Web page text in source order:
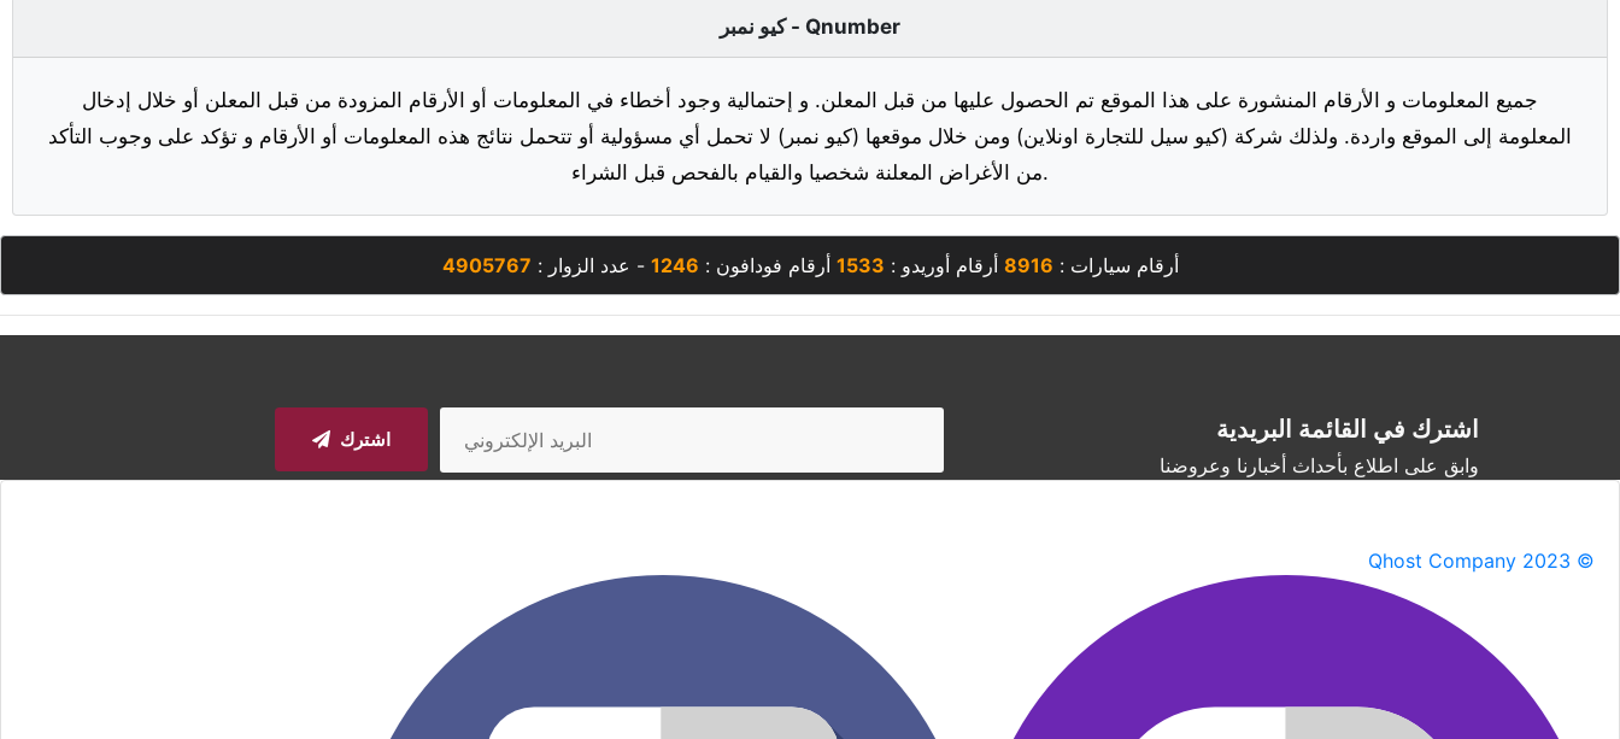
كيو نمبر - Qnumber
جميع المعلومات و الأرقام المنشورة على هذا الموقع تم الحصول عليها من قبل المعلن. و إحتمالية وجود أخطاء في المعلومات أو الأرقام المزودة من قبل المعلن أو خلال إدخال
المعلومة إلى الموقع واردة. ولذلك شركة (كيو سيل للتجارة اونلاين) ومن خلال موقعها (كيو نمبر) لا تحمل أي مسؤولية أو تتحمل نتائج هذه المعلومات أو الأرقام و تؤكد على وجوب التأكد
من الأغراض المعلنة شخصيا والقيام بالفحص قبل الشراء.
أرقام سيارات : 8916 أرقام أوريدو : 1533 أرقام فودافون : 1246 - عدد الزوار : 4905767
اشترك في القائمة البريدية
وابق على اطلاع بأحداث أخبارنا وعروضنا
اشترك
Qhost Company 2023 ©